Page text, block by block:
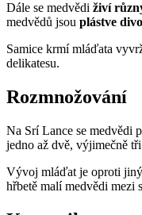
Dále se medvědi živí
medvědů jsou plástve
Samice krmí mláďata
delikatesu.
Rozmnožování
Na Srí Lance se medvědi
jedno až dvě, výjimečně
Vývoj mláďat je oproti
hřbetě malí medvědi mezi